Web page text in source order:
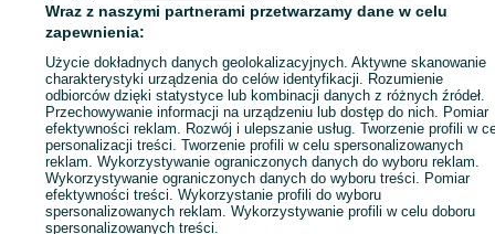
Wraz z naszymi partnerami przetwarzamy dane w celu
zapewnienia:
Użycie dokładnych danych geolokalizacyjnych. Aktywne skanowanie
charakterystyki urządzenia do celów identyfikacji. Rozumienie
odbiorców dzięki statystyce lub kombinacji danych z różnych źródeł.
Przechowywanie informacji na urządzeniu lub dostęp do nich. Pomiar
efektywności reklam. Rozwój i ulepszanie usług. Tworzenie profili w
personalizacji treści. Tworzenie profili w celu spersonalizowanych
reklam. Wykorzystywanie ograniczonych danych do wyboru reklam.
Wykorzystywanie ograniczonych danych do wyboru treści. Pomiar
efektywności treści. Wykorzystanie profili do wyboru
spersonalizowanych reklam. Wykorzystywanie profili w celu doboru
spersonalizowanych treści.